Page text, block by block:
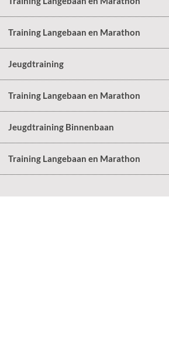
Training Langebaan en Marathon
Jeugdtraining
Training Langebaan en Marathon
Jeugdtraining Binnenbaan
Training Langebaan en Marathon